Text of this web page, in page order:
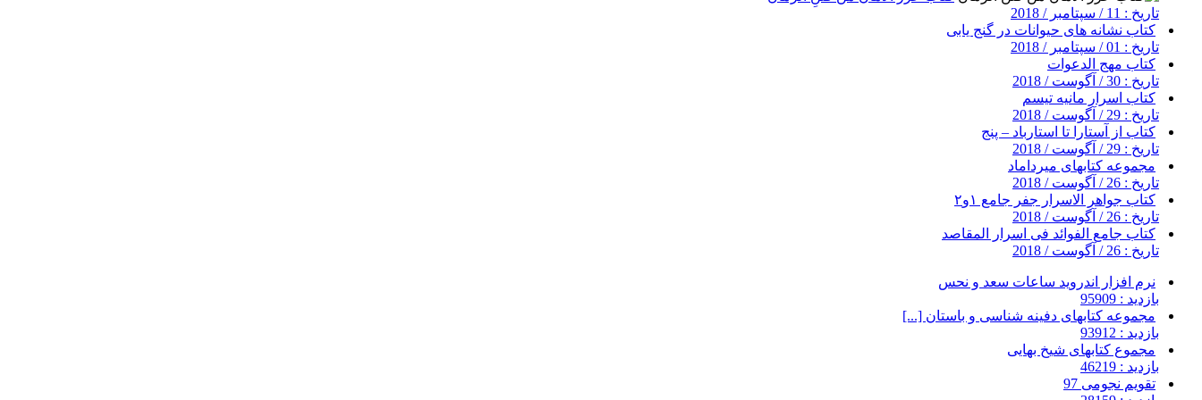
تاریخ : 11 / سپتامبر / 2018
کتاب نشانه های حیوانات در گنج یابی
تاریخ : 01 / سپتامبر / 2018
کتاب مهج الدعوات
تاریخ : 30 / آگوست / 2018
کتاب اسرار مانیه تیسم
تاریخ : 29 / آگوست / 2018
کتاب از آستارا تا استارباد – پنج
تاریخ : 29 / آگوست / 2018
مجموعه کتابهای میرداماد
تاریخ : 26 / آگوست / 2018
کتاب جواهر الاسرار جفر جامع ۱و۲
تاریخ : 26 / آگوست / 2018
کتاب جامع الفوائد فی اسرار المقاصد
تاریخ : 26 / آگوست / 2018
نرم افزار اندروید ساعات سعد و نحس
بازدید : 95909
مجموعه کتابهای دفینه شناسی و باستان [...]
بازدید : 93912
مجموع کتابهای شیخ بهایی
بازدید : 46219
تقویم نجومی 97